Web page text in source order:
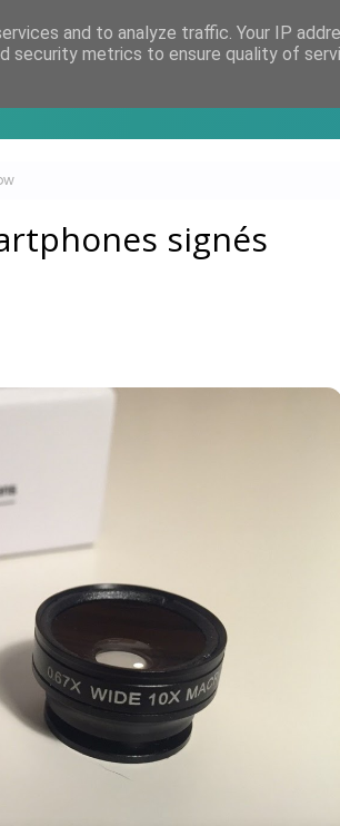
signés
and to analyze traffic. Your IP
security metrics to ensure quality of